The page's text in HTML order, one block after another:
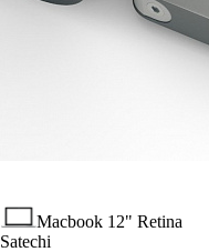
Macbook 12" Retina
Satechi